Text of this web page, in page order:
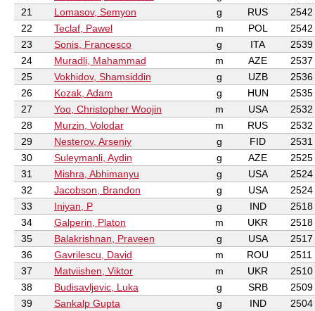
21
Lomasov, Semyon g RUS
2542
22
Teclaf, Pawel m POL
2542
23
Sonis, Francesco g ITA
2539
24
Muradli, Mahammad m AZE
2537
25
Vokhidov, Shamsiddin g UZB
2536
26
Kozak, Adam g HUN
2535
27
Yoo, Christopher Woojin m USA
2532
28
Murzin, Volodar m RUS
2532
29
Nesterov, Arseniy g FID
2531
30
Suleymanli, Aydin g AZE
2525
31
Mishra, Abhimanyu g USA
2524
32
Jacobson, Brandon g USA
2524
33
Iniyan, P g IND
2518
34
Galperin, Platon m UKR
2518
35
Balakrishnan, Praveen g USA
2517
36
Gavrilescu, David m ROU
2511
37
Matviishen, Viktor m UKR
2510
38
Budisavljevic, Luka g SRB
2509
39
Sankalp Gupta g IND
2504